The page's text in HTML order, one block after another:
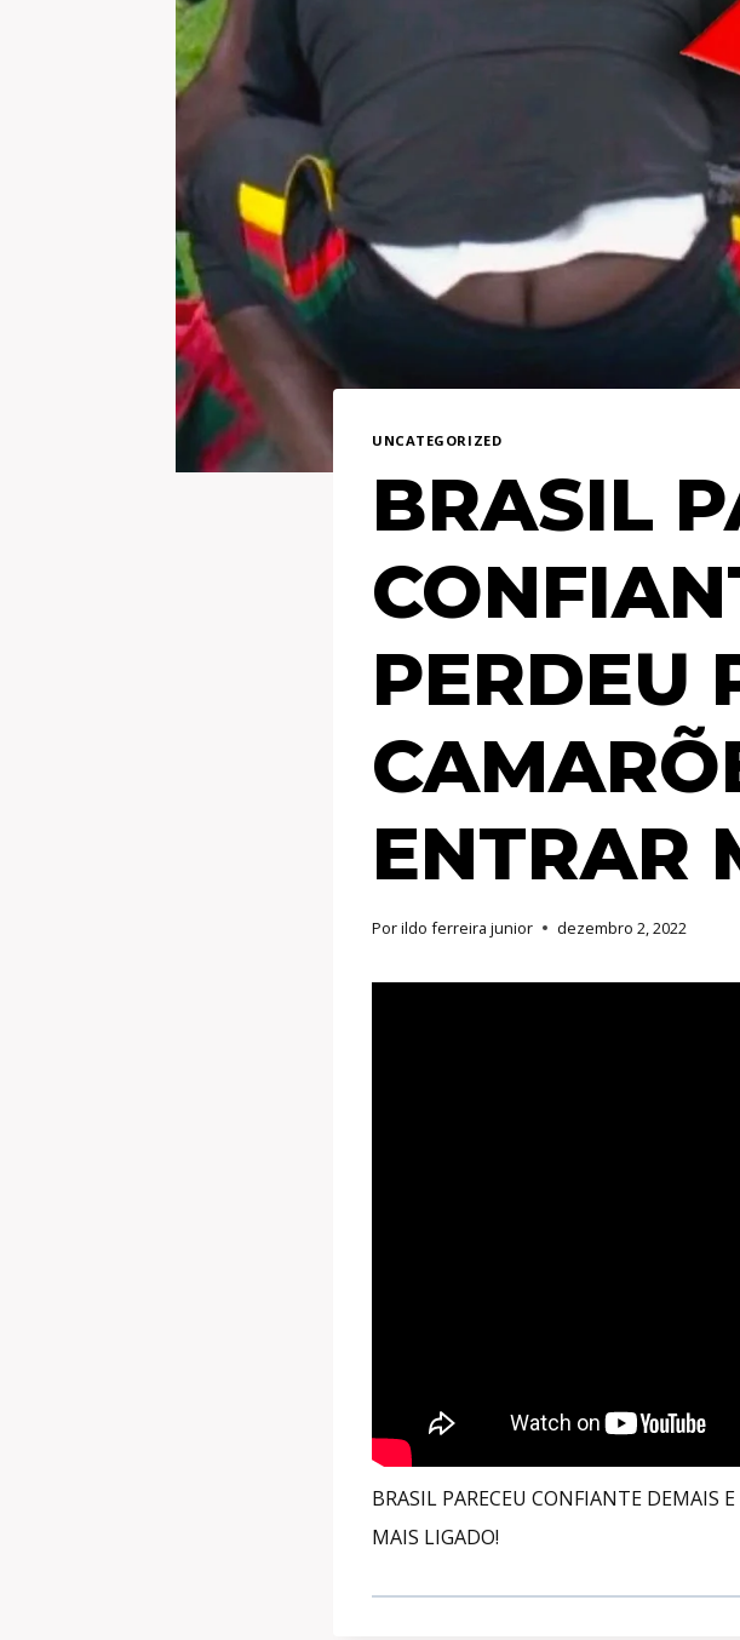
UNCATEGORIZED
BRASIL
PERDEU
ENTRAR
Porildo ferreira junior dezembro 2, 2022
BRASIL PARECEU CONFIANTE DEMAIS
MAIS LIGADO!